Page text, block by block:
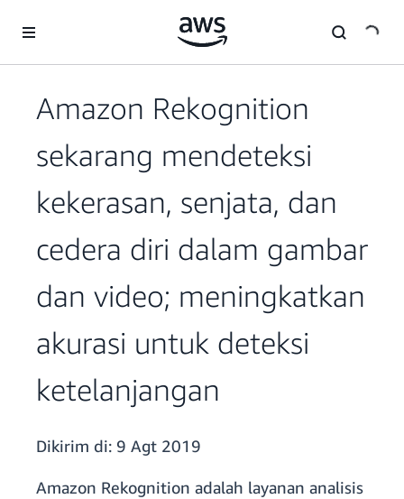
Amazon Rekognition
sekarang mendeteksi
kekerasan, senjata, dan
cedera diri dalam gambar
dan video; meningkatkan
akurasi untuk deteksi
ketelanjangan
Dikirim di: 9 Agt 2019
Amazon Rekognition adalah layanan analisis